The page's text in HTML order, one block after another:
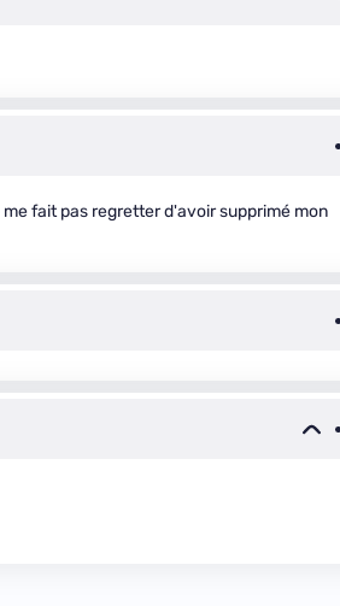
fait pas regretter d'avoir supprimé mon